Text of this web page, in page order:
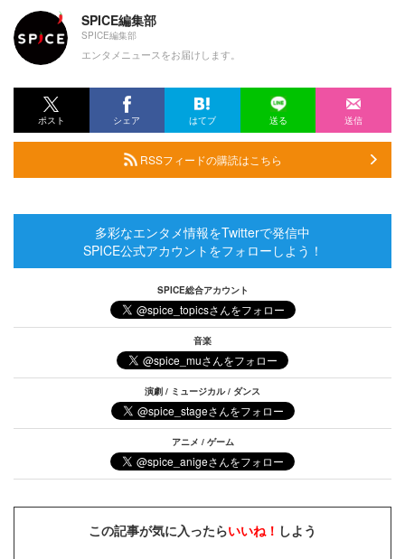
SPICE編集部
SPICE編集部
エンタメニュースをお届けします。
ポスト シェア はてブ 送る 送信
RSSフィードの購読はこちら
多彩なエンタメ情報をTwitterで発信中
SPICE公式アカウントをフォローしよう！
SPICE総合アカウント
音楽
演劇 / ミュージカル / ダンス
アニメ / ゲーム
この記事が気に入ったらいいね！ しよう